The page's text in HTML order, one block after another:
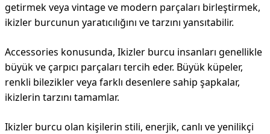
getirmek veya vintage ve modern parçaları birleştirmek,
ikizler burcunun yaratıcılığını ve tarzını yansıtabilir.
Accessories konusunda, Ikizler burcu insanları genellikle
büyük ve çarpıcı parçaları tercih eder. Büyük küpeler,
renkli bilezikler veya farklı desenlere sahip şapkalar,
ikizlerin tarzını tamamlar.
Ikizler burcu olan kişilerin stili, enerjik, canlı ve yenilikçi